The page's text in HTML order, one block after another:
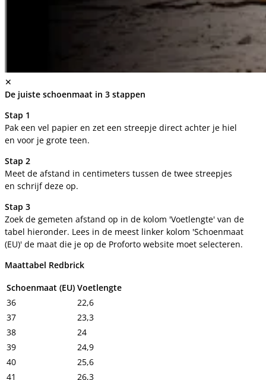
✕
De juiste schoenmaat in 3 stappen
Stap 1
Pak een vel papier en zet een streepje direct achter je hiel
en voor je grote teen.
Stap 2
Meet de afstand in centimeters tussen de twee streepjes
en schrijf deze op.
Stap 3
Zoek de gemeten afstand op in de kolom 'Voetlengte' van de
tabel hieronder. Lees in de meest linker kolom 'Schoenmaat
(EU)' de maat die je op de Proforto website moet selecteren.
Maattabel Redbrick
Schoenmaat (EU) Voetlengte
36
22,6
37
23,3
38
24
39
24,9
40
25,6
41
26,3